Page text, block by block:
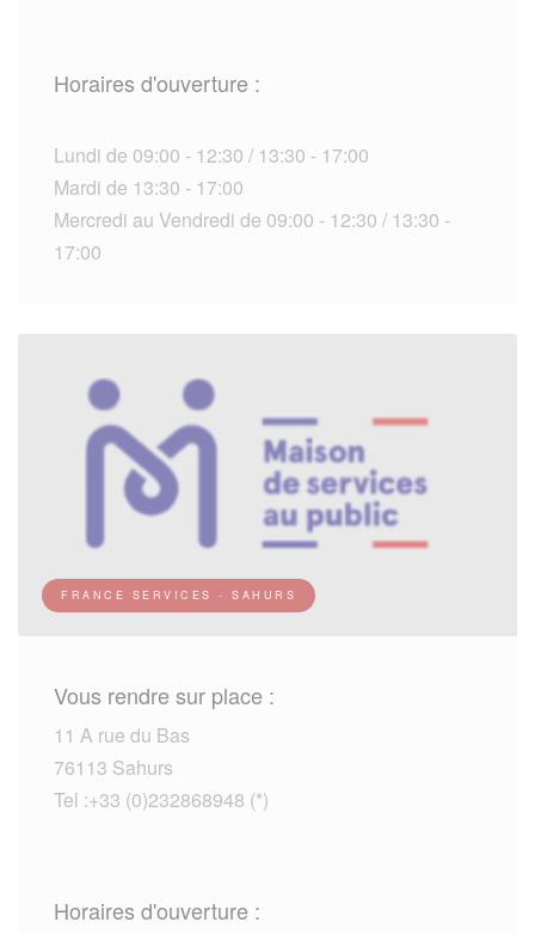
Horaires d'ouverture :
Lundi de 09:00 - 12:30 / 13:30 - 17:00
Mardi de 13:30 - 17:00
Mercredi au Vendredi de 09:00 - 12:30 / 13:30 -
17:00
FRANCE SERVICES - SAHURS
Vous rendre sur place :
11 A rue du Bas
76113 Sahurs
Tel :+33 (0)232868948 (*)
Horaires d'ouverture :